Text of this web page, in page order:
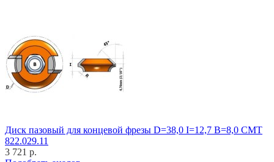
Диск пазовый для концевой фрезы D=38,0 I=12,7 B=8,0 CMT
822.029.11
3 721 р.